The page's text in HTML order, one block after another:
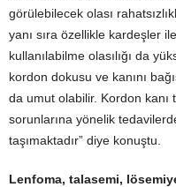
görülebilecek olası
yanı sıra özellikle kardeşler
kullanılabilme olasılığı da
kordon dokusu ve kanını
da umut olabilir. Kordon kanı
sorunlarına yönelik
taşımaktadır” diye konuştu.
Lenfoma, talasemi,